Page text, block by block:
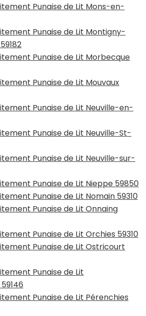
Punaise de Lit Mons-en-
Punaise de Lit Montigny-
Punaise de Lit Morbecque
Punaise de Lit Mouvaux
Punaise de Lit Neuville-en-
Punaise de Lit Neuville-St-
Punaise de Lit Neuville-sur-
Punaise de Lit Nieppe 59850
Punaise de Lit Nomain 59310
Punaise de Lit Onnaing
Punaise de Lit Orchies 59310
Punaise de Lit Ostricourt
Punaise de Lit
Punaise de Lit Pérenchies